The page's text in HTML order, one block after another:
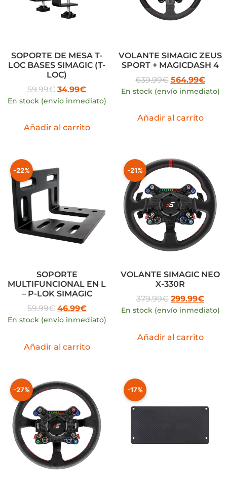
SOPORTE DE MESA T-
LOC BASES SIMAGIC (T-
LOC)
59.99€ 34.99€
En stock (envío inmediato)
Añadir al carrito
VOLANTE SIMAGIC ZEUS
SPORT + MAGICDASH 4
639.99€ 564.99€
En stock (envío inmediato)
Añadir al carrito
-22%
SOPORTE
MULTIFUNCIONAL EN L
– P-LOK SIMAGIC
59.99€ 46.99€
En stock (envío inmediato)
Añadir al carrito
-21%
VOLANTE SIMAGIC NEO
X-330R
379.99€ 299.99€
En stock (envío inmediato)
Añadir al carrito
-27% -17%